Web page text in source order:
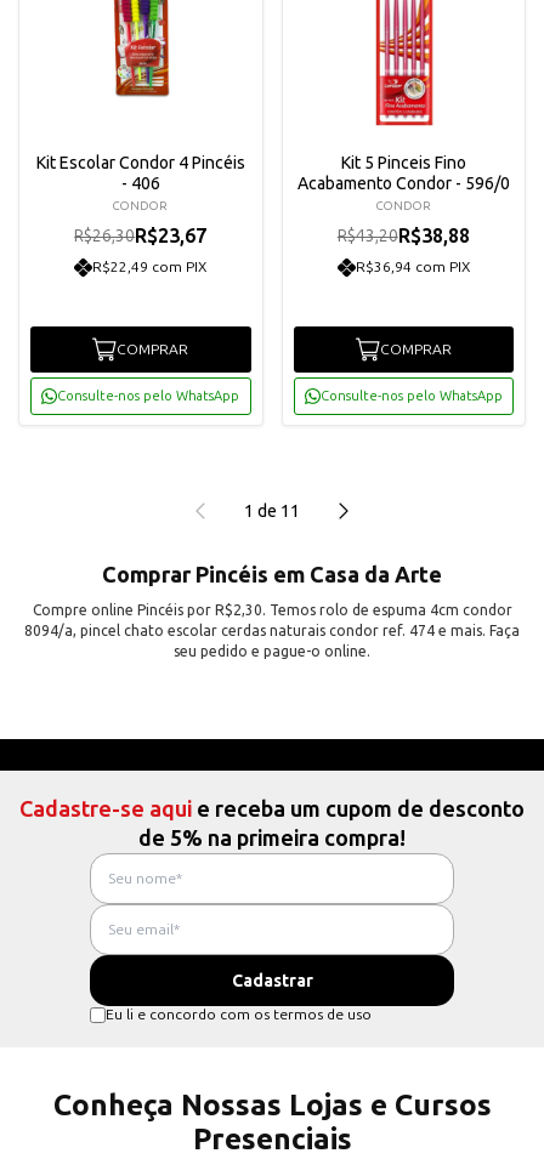
Kit Escolar Condor 4 Pincéis
- 406
CONDOR
R$26,30R$23,67
R$22,49 com PIX
COMPRAR
Consulte-nos pelo WhatsApp
Kit 5 Pinceis Fino
Acabamento Condor - 596/0
CONDOR
R$43,20R$38,88
R$36,94 com PIX
COMPRAR
Consulte-nos pelo WhatsApp
1 de 11
Comprar Pincéis em Casa da Arte
Compre online Pincéis por R$2,30. Temos rolo de espuma 4cm condor
8094/a, pincel chato escolar cerdas naturais condor ref. 474 e mais. Faça
seu pedido e pague-o online.
Cadastre-se aqui e receba um cupom de desconto
de 5% na primeira compra!
Eu li e concordo com os termos de uso
Conheça Nossas Lojas e Cursos
Presenciais